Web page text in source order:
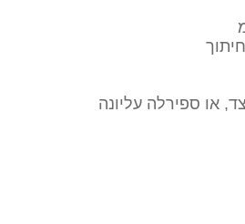
או ספירלה עליונה